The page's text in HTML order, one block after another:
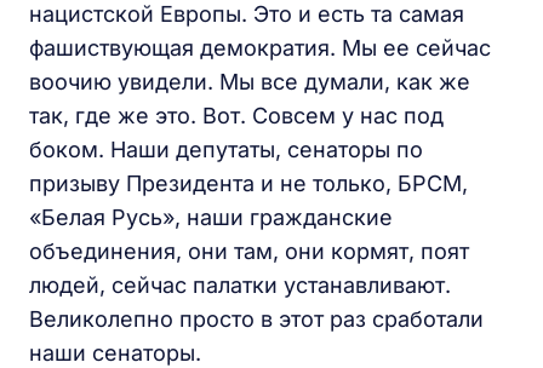
нацистской Европы. Это и есть та самая
фашиствующая демократия. Мы ее сейчас
воочию увидели. Мы все думали, как же
так, где же это. Вот. Совсем у нас под
боком. Наши депутаты, сенаторы по
призыву Президента и не только, БРСМ,
«Белая Русь», наши гражданские
объединения, они там, они кормят, поят
людей, сейчас палатки устанавливают.
Великолепно просто в этот раз сработали
наши сенаторы.